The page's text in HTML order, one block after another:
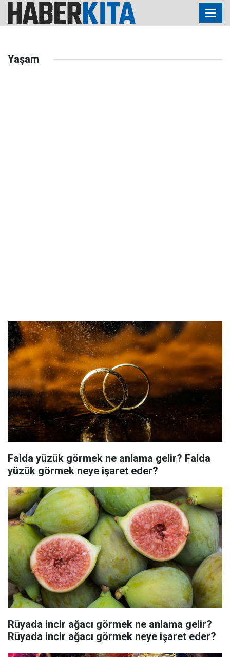
Yaşam
Falda yüzük görmek ne anlama gelir? Falda
yüzük görmek neye işaret eder?
Rüyada incir ağacı görmek ne anlama gelir?
Rüyada incir ağacı görmek neye işaret eder?